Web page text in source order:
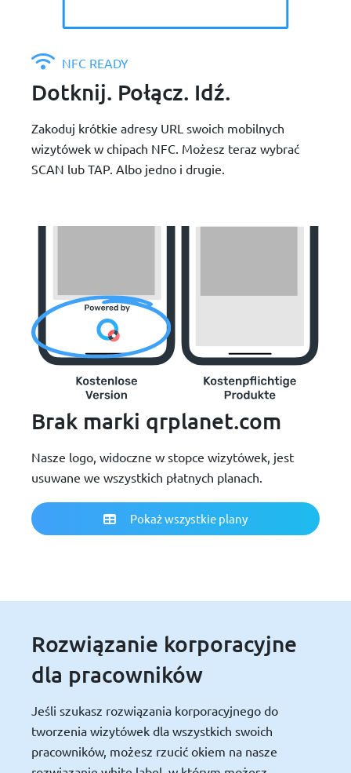
NFC READY
Dotknij. Połącz. Idź.
Zakoduj krótkie adresy URL swoich mobilnych
wizytówek w chipach NFC. Możesz teraz wybrać
SCAN lub TAP. Albo jedno i drugie.
Brak marki qrplanet.com
Nasze logo, widoczne w stopce wizytówek, jest
usuwane we wszystkich płatnych planach.
Pokaż wszystkie plany
Rozwiązanie korporacyjne
dla pracowników
Jeśli szukasz rozwiązania korporacyjnego do
tworzenia wizytówek dla wszystkich swoich
pracowników, możesz rzucić okiem na nasze